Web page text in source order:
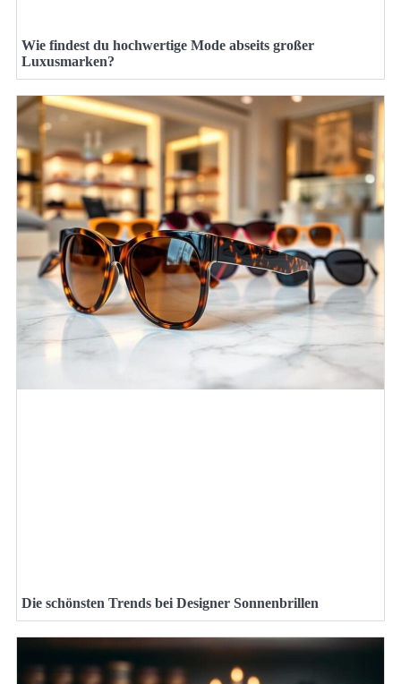
Wie findest du hochwertige Mode abseits großer
Luxusmarken?
Die schönsten Trends bei Designer Sonnenbrillen